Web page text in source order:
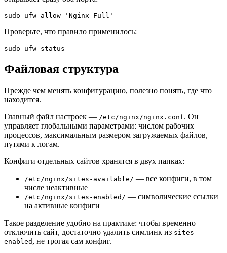
Проверьте, что правило применилось:
Файловая структура
Прежде чем менять конфигурацию, полезно понять, где что
находится.
Главный файл настроек — /etc/nginx/nginx.conf. Он
управляет глобальными параметрами: числом рабочих
процессов, максимальным размером загружаемых файлов,
путями к логам.
Конфиги отдельных сайтов хранятся в двух папках:
/etc/nginx/sites-available/ — все конфиги, в том
числе неактивные
/etc/nginx/sites-enabled/ — символические ссылки
на активные конфиги
Такое разделение удобно на практике: чтобы временно
отключить сайт, достаточно удалить симлинк из sites-
enabled , не трогая сам конфиг.